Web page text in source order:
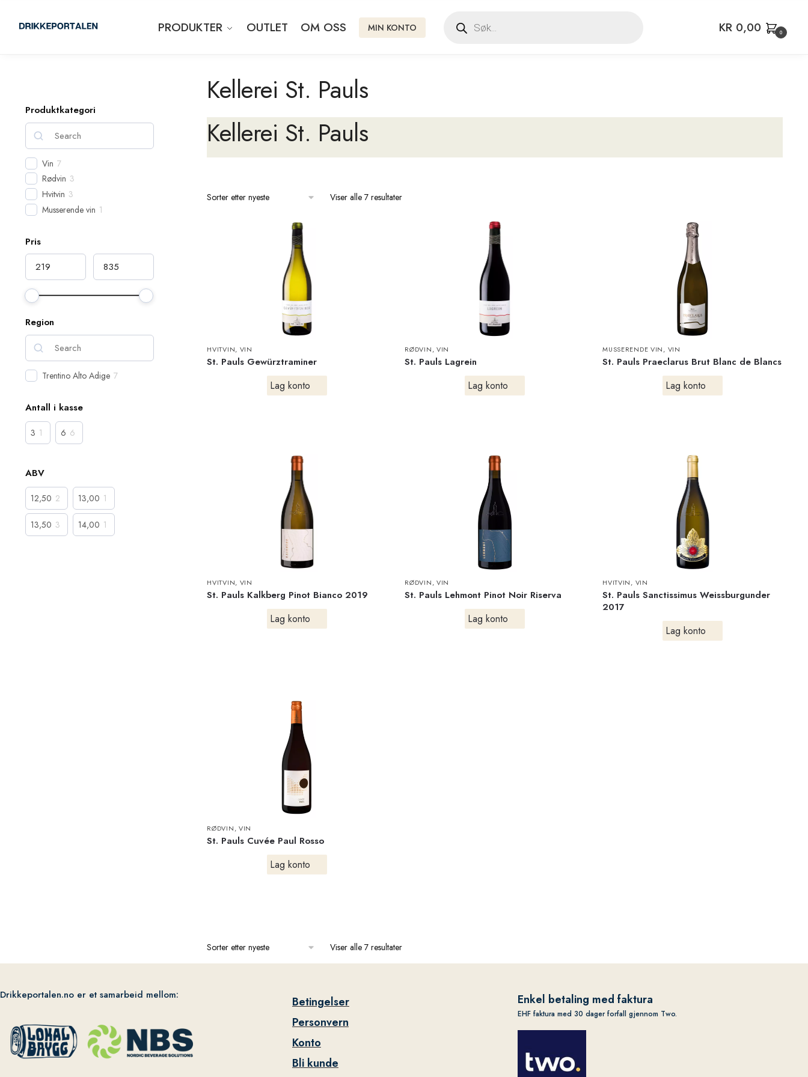
PRODUKTER OUTLET OM OSS MIN KONTO KR 0,00 0
Kellerei St. Pauls
Kellerei St. Pauls
Viser alle 7 resultater
HVITVIN, VIN
St. Pauls Gewürztraminer
Lag konto
RØDVIN, VIN
St. Pauls Lagrein
Lag konto
MUSSERENDE VIN, VIN
St. Pauls Praeclarus Brut Blanc de Blancs
Lag konto
HVITVIN, VIN
St. Pauls Kalkberg Pinot Bianco 2019
Lag konto
RØDVIN, VIN
St. Pauls Lehmont Pinot Noir Riserva
Lag konto
HVITVIN, VIN
St. Pauls Sanctissimus Weissburgunder
2017
Lag konto
RØDVIN, VIN
St. Pauls Cuvée Paul Rosso
Lag konto
Viser alle 7 resultater
Produktkategori
Vin 7
Rødvin 3
Hvitvin 3
Musserende vin 1
Pris
Region
Trentino Alto Adige 7
Antall i kasse
3 1 6 6
ABV
12,50 2 13,00 1
13,50 3 14,00 1
Drikkeportalen.no er et samarbeid mellom:
Betingelser
Personvern
Konto
Bli kunde
Enkel betaling med faktura
EHF faktura med 30 dager forfall gjennom Two.